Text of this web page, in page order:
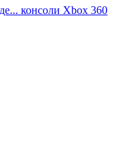
консоли Xbox 360